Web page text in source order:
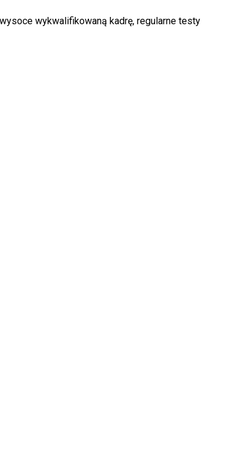
wykwalifikowaną kadrę, regularne testy